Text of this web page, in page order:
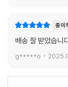
종이
배송 잘 받았습니
g*****o